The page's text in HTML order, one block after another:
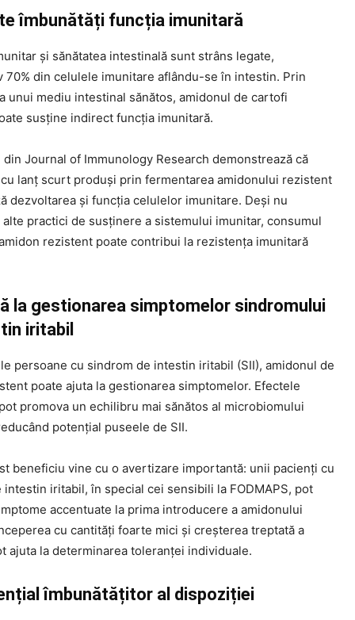
îmbunătăți funcția imunitară
și sănătatea intestinală sunt strâns legate,
70% din celulele imunitare aflându-se în intestin. Prin
unui mediu intestinal sănătos, amidonul de cartofi
susține indirect funcția imunitară.
Journal of Immunology Research demonstrează că
lanț scurt produși prin fermentarea amidonului rezistent
dezvoltarea și funcția celulelor imunitare. Deși nu
practici de susținere a sistemului imunitar, consumul
rezistent poate contribui la rezistența imunitară
la gestionarea simptomelor sindromului
iritabil
persoane cu sindrom de intestin iritabil (SII), amidonul de
poate ajuta la gestionarea simptomelor. Efectele
promova un echilibru mai sănătos al microbiomului
potențial puseele de SII.
beneficiu vine cu o avertizare importantă: unii pacienți cu
intestin iritabil, în special cei sensibili la FODMAPS, pot
accentuate la prima introducere a amidonului
cu cantități foarte mici și creșterea treptată a
ajuta la determinarea toleranței individuale.
îmbunătățitor al dispoziției